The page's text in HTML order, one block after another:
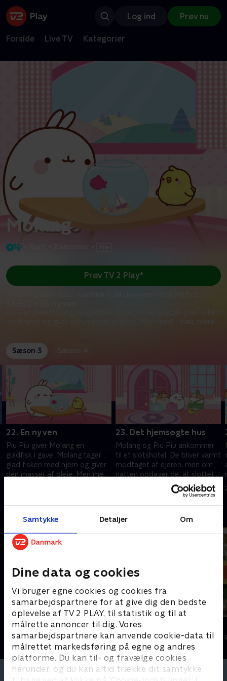
Samtykke Detaljer Om
Dine data og cookies
Vi bruger egne cookies og cookies fra
samarbejdspartnere for at give dig den bedste
oplevelse af TV 2 PLAY, til statistik og til at
målrette annoncer til dig. Vores
samarbejdspartnere kan anvende cookie-data til
målrettet markedsføring på egne og andres
platforme. Du kan til- og fravælge cookies
herunder, og du kan altid trække dit samtykke
Log ind Prøv nu
Forside Live TV Kategorier
Molang
Piu Piu giver Molang en guldfisk i gave. Molang tager glad fisken
Læs mere
Prøv TV 2 Play*
Sæson 3 Sæson 4
22. En ny ven
Piu Piu giver Molang en
guldfisk i gave. Molang tager
glad fisken med hjem og giver
den masser af pleje. Men med
23. Det hjemsøgte hus
Molang og Piu Piu ankommer
til et slotshotel. De bliver varmt
modtaget af ejeren, men om
natten opdager de, at slottet
28. marts 2024 • 3 min
StoryZoo
Børneserier • 2 sæsoner Børneserier • 1